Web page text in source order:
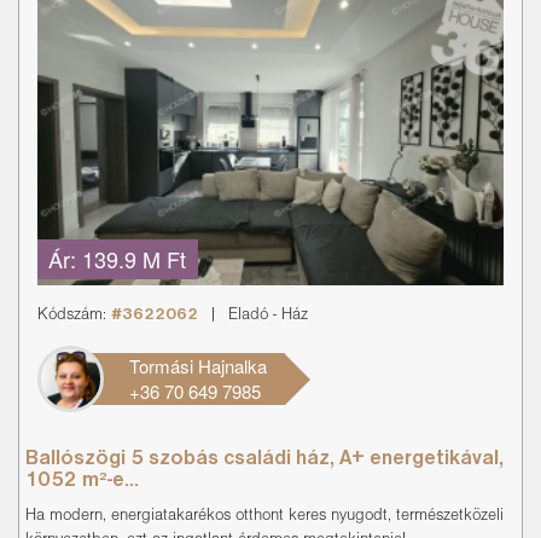
Ár: 139.9 M Ft
Kódszám: #3622062 Eladó - Ház
Tormási Hajnalka
+36 70 649 7985
Ballószögi 5 szobás családi ház, A+ energetikával,
1052 m²-e...
Ha modern, energiatakarékos otthont keres nyugodt, természetközeli